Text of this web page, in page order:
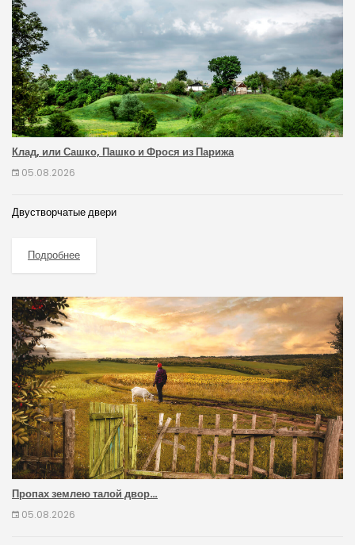
Клад, или Сашко, Пашко и Фрося из Парижа
05.08.2026
Двустворчатые двери
Подробнее
Пропах землею талой двор…
05.08.2026